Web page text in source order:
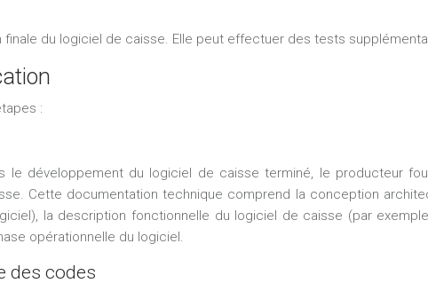
finale du logiciel de caisse. Elle peut effectuer des tests
:
développement du logiciel de caisse terminé, le producteur
Cette documentation technique comprend la conception
la description fonctionnelle du logiciel de caisse (par
opérationnelle du logiciel.
des codes